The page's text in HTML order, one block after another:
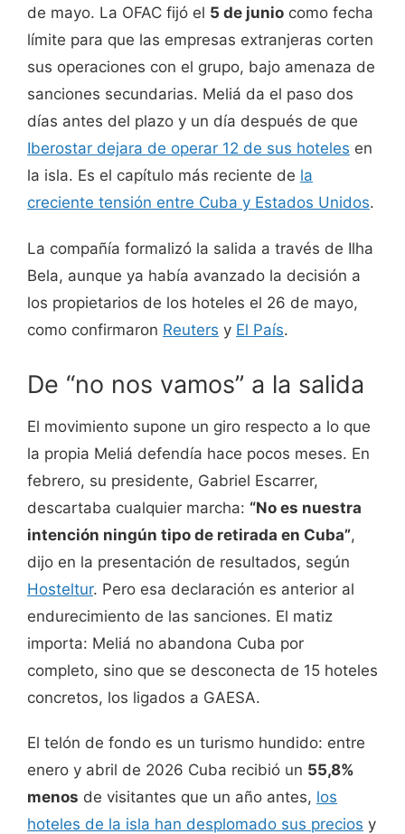
de mayo. La OFAC fijó el 5 de junio como fecha
límite para que las empresas extranjeras corten
sus operaciones con el grupo, bajo amenaza de
sanciones secundarias. Meliá da el paso dos
días antes del plazo y un día después de que
Iberostar dejara de operar 12 de sus hoteles en
la isla. Es el capítulo más reciente de la
creciente tensión entre Cuba y Estados Unidos.
La compañía formalizó la salida a través de Ilha
Bela, aunque ya había avanzado la decisión a
los propietarios de los hoteles el 26 de mayo,
como confirmaron Reuters y El País.
De “no nos vamos” a la salida
El movimiento supone un giro respecto a lo que
la propia Meliá defendía hace pocos meses. En
febrero, su presidente, Gabriel Escarrer,
descartaba cualquier marcha: “No es nuestra
intención ningún tipo de retirada en Cuba”,
dijo en la presentación de resultados, según
Hosteltur. Pero esa declaración es anterior al
endurecimiento de las sanciones. El matiz
importa: Meliá no abandona Cuba por
completo, sino que se desconecta de 15 hoteles
concretos, los ligados a GAESA.
El telón de fondo es un turismo hundido: entre
enero y abril de 2026 Cuba recibió un 55,8%
menos de visitantes que un año antes, los
hoteles de la isla han desplomado sus precios y